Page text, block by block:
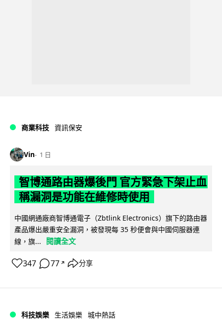
商業科技 資訊保安
Vin 1 日
智博通路由器爆後門 官方緊急下架止血
稱漏洞是功能在維修時使用
中國網通廠商智博通電子（Zbtlink Electronics）旗下的路由器
產品爆出嚴重安全漏洞，被發現每 35 秒便會與中國伺服器連
線，旗...
閱讀全文
347 77 ↗ 分享
科技娛樂 生活娛樂 城中熱話